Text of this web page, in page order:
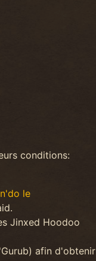
conditions:
le
Jinxed Hoodoo
afin d'obtenir